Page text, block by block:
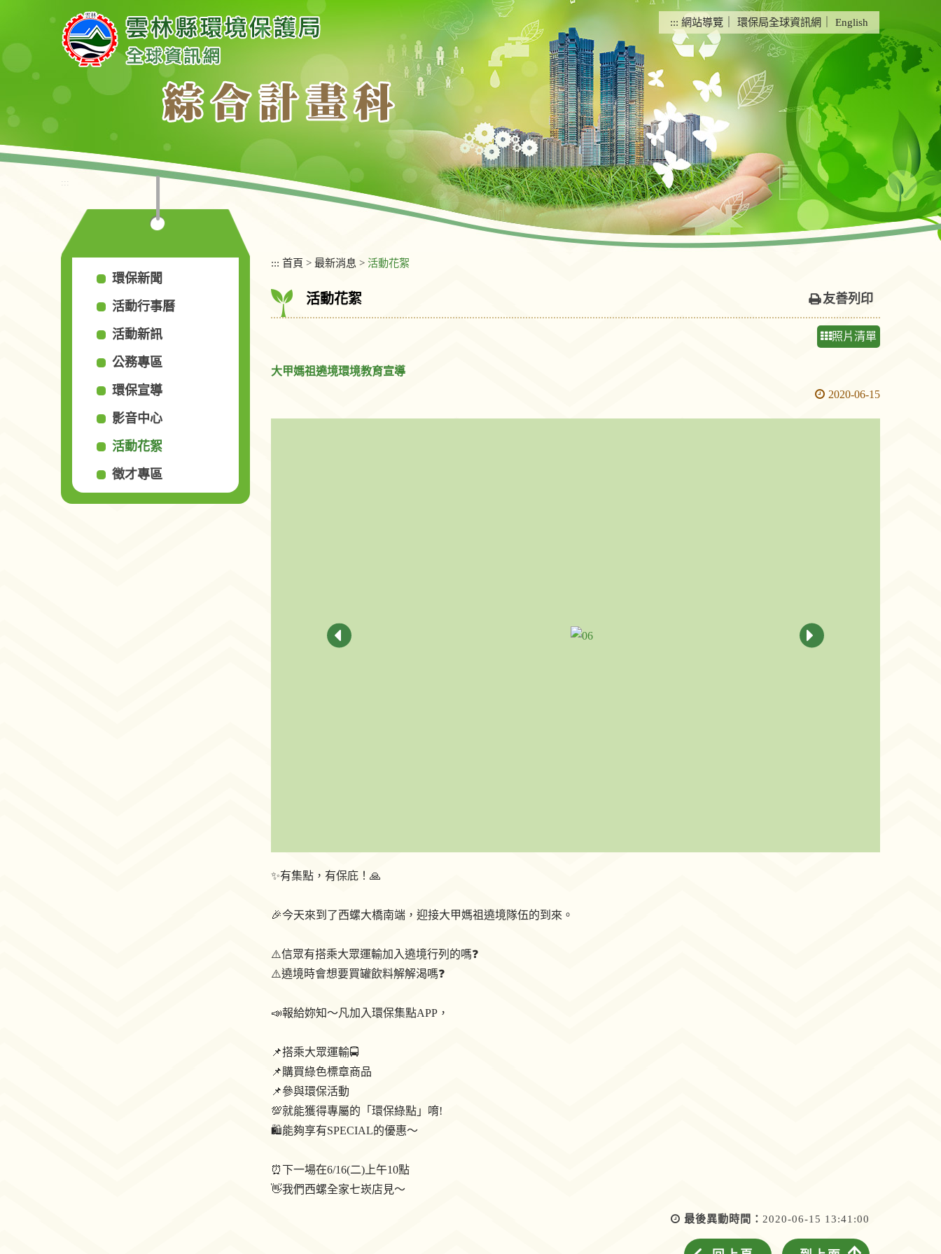
要
內
塊
::: 網站導覽 環保局全球資訊網 English
:::
環保新聞
活動行事曆
活動新訊
公務專區
環保宣導
影音中心
活動花絮
徵才專區
::: 首頁 > 最新消息 > 活動花絮
活動花絮 友善列印
照片清單
大甲媽祖遶境環境教育宣導
2020-06-15
✨有集點，有保庇！🙏
🎉今天來到了西螺大橋南端，迎接大甲媽祖遶境隊伍的到來。
⚠️信眾有搭乘大眾運輸加入遶境行列的嗎❓
⚠️遶境時會想要買罐飲料解解渴嗎❓
📣報給妳知～凡加入環保集點APP，
📌搭乘大眾運輸🚍️
📌購買綠色標章商品
📌參與環保活動
💯就能獲得專屬的「環保綠點」唷!
🛍能夠享有SPECIAL的優惠～
⏰下一場在6/16(二)上午10點
👋我們西螺全家七崁店見～
最後異動時間： 2020-06-15 13:41:00